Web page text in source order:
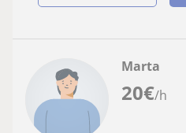
20€/h
Marta